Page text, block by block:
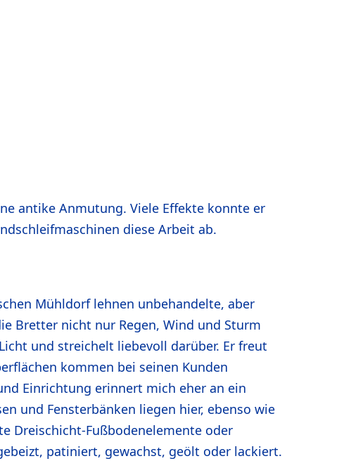
antike Anmutung. Viele Effekte konnte er
diese Arbeit ab.
Mühldorf lehnen unbehandelte, aber
Bretter nicht nur Regen, Wind und Sturm
und streichelt liebevoll darüber. Er freut
kommen bei seinen Kunden
Einrichtung erinnert mich eher an ein
und Fensterbänken liegen hier, ebenso wie
Dreischicht-Fußbodenelemente oder
patiniert, gewachst, geölt oder lackiert.